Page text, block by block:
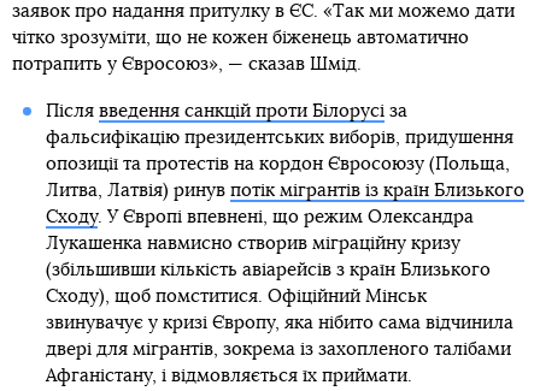
заявок про надання притулку в ЄС. «Так ми можемо дати
чітко зрозуміти, що не кожен біженець автоматично
потрапить у Євросоюз», — сказав Шмід.
Після введення санкцій проти Білорусі за
фальсифікацію президентських виборів, придушення
опозиції та протестів на кордон Євросоюзу (Польща,
Литва, Латвія) ринув потік мігрантів із країн Близького
Сходу. У Європі впевнені, що режим Олександра
Лукашенка навмисно створив міграційну кризу
(збільшивши кількість авіарейсів з країн Близького
Сходу), щоб помститися. Офіційний Мінськ
звинувачує у кризі Європу, яка нібито сама відчинила
двері для мігрантів, зокрема із захопленого талібами
Афганістану, і відмовляється їх приймати.